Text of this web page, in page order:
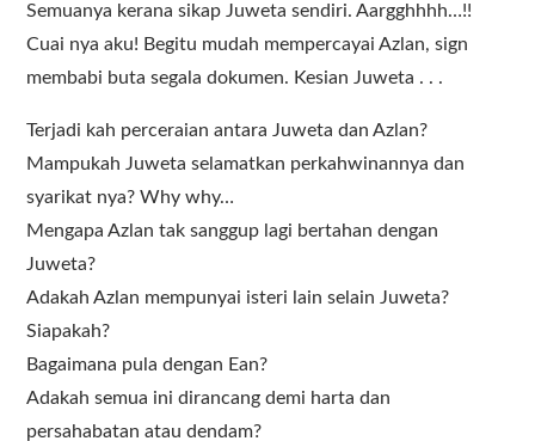
Semuanya kerana sikap Juweta sendiri. Aargghhhh…!!
Cuai nya aku! Begitu mudah mempercayai Azlan, sign
membabi buta segala dokumen. Kesian Juweta . . .
Terjadi kah perceraian antara Juweta dan Azlan?
Mampukah Juweta selamatkan perkahwinannya dan
syarikat nya? Why why…
Mengapa Azlan tak sanggup lagi bertahan dengan
Juweta?
Adakah Azlan mempunyai isteri lain selain Juweta?
Siapakah?
Bagaimana pula dengan Ean?
Adakah semua ini dirancang demi harta dan
persahabatan atau dendam?